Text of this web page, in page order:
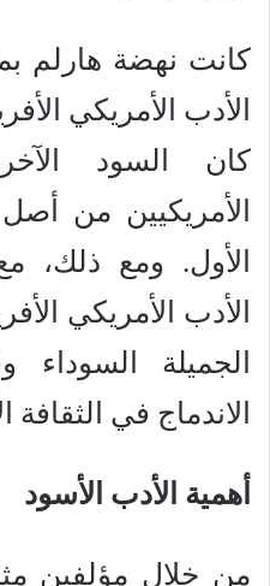
كانت نهضة هارلم
الأدب الأمريكي
كان السود
الأمريكيين من
الأول. ومع ذلك،
الأدب الأمريكي
الجميلة
الاندماج في الثقافة
أهمية الأدب الأسود
من خلال مؤلفين